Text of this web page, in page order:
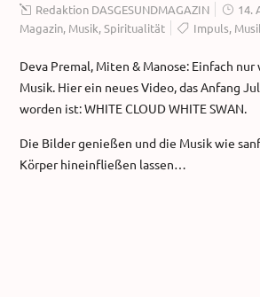
Redaktion DASGESUNDMAGAZIN
14.
Magazin, Musik,Spiritualität Impuls,
Deva Premal, Miten & Manose: Einfach
Musik. Hier ein neues Video, das Anfang
worden ist: WHITE CLOUD WHITE SWAN.
Die Bilder genießen und die Musik wie
Körper hineinfließen lassen…